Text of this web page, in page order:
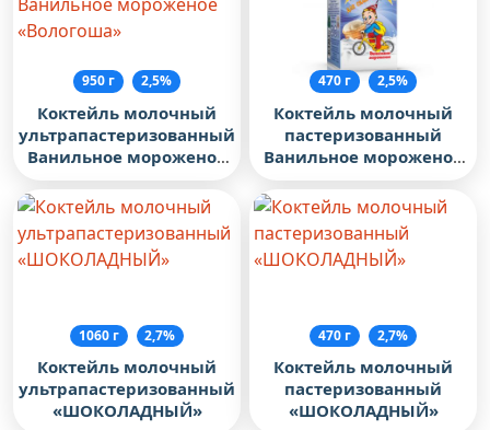
950 г 2,5%
Коктейль молочный
ультрапастеризованный
Ванильное мороженое
470 г 2,5%
Коктейль молочный
пастеризованный
Ванильное мороженое
1060 г 2,7%
Коктейль молочный
ультрапастеризованный
«ШОКОЛАДНЫЙ»
470 г 2,7%
Коктейль молочный
пастеризованный
«ШОКОЛАДНЫЙ»